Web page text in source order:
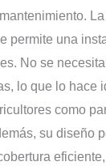
permite una
No se
lo que lo hace
como
su diseño